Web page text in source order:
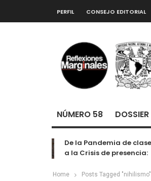
PERFIL CONSEJO EDITORIAL
NÚMERO 58 DOSSIER
De la Pandemia de clase
a la Crisis de presencia:
entretenimiento
Home Posts Tagged "nihilismo"